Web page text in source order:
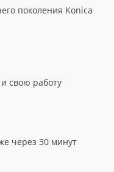
поколения Konica
свою работу
через 30 минут